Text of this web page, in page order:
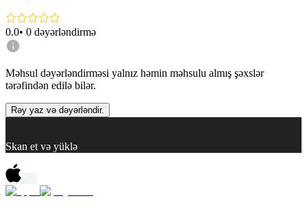
0.0• 0 dəyərləndirmə
Məhsul dəyərləndirməsi yalnız həmin məhsulu almış şəxslər
tərəfindən edilə bilər.
Rəy yaz və dəyərləndir.
Skan et və yüklə